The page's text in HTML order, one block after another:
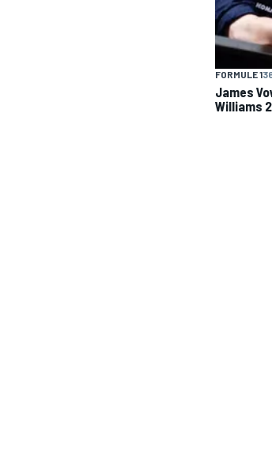
FORMULE 1
James
Williams